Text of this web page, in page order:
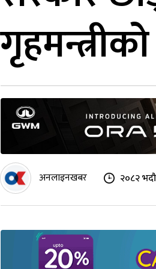
अनलाइनखबर २०८२